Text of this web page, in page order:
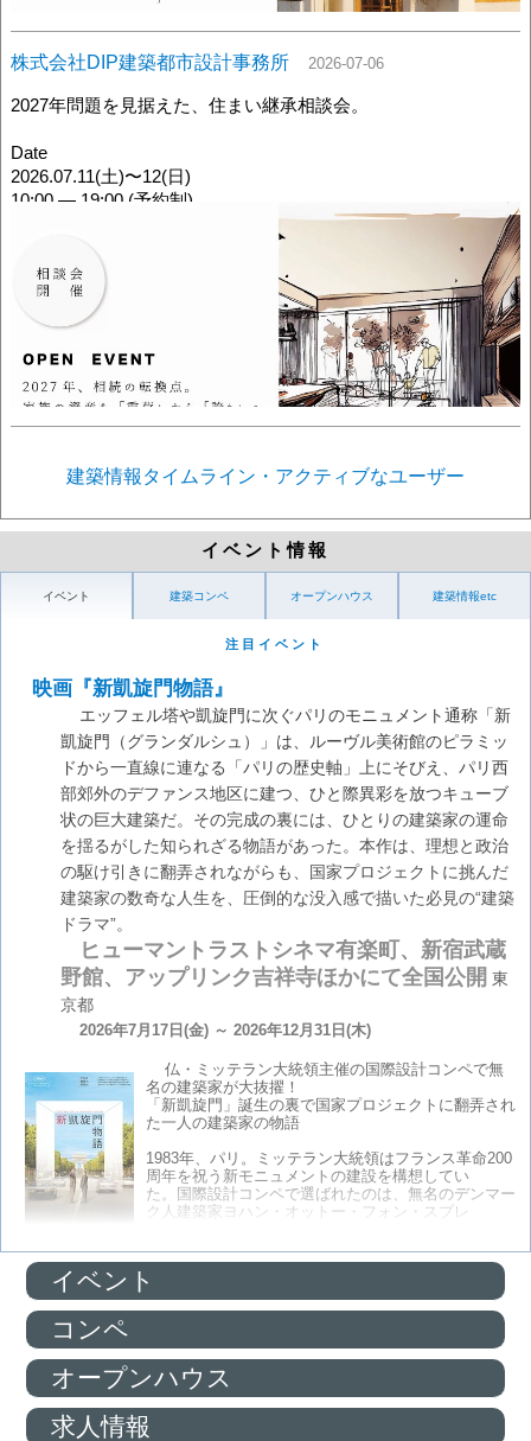
株式会社DIP建築都市設計事務所 2026-07-06
2027年問題を見据えた、住まい継承相談会。
Date
2026.07.11(土)〜12(日)
10:00 — 19:00 (予約制)
DIP事務所/zoom
2027年、相続の転換点。
家族の資産を、「重荷」から「誇り」へ。
2027年、団塊の世代がすべて80代に突入し、日本の相続は大き
な節目を迎えます。
私たちが提案するのは、単なる税務上の処理ではありません。
家族が誇りを持って住み継げる、物語のある継承をデザインす
DIPは、2027年という時代の要請に応え、
あなたの家の未来を、より美しく、より確かなものへと導きま
ぜひご興味のある方は相談会にご応募ください。
建築情報タイムライン・アクティブなユーザー
イベント情報
イベント 建築コンペ オープンハウス 建築情報etc
注目イベント
映画『新凱旋門物語』
エッフェル塔や凱旋門に次ぐパリのモニュメント通称「新
凱旋門（グランダルシュ）」は、ルーヴル美術館のピラミッ
ドから一直線に連なる「パリの歴史軸」上にそびえ、パリ西
部郊外のデファンス地区に建つ、ひと際異彩を放つキューブ
状の巨大建築だ。その完成の裏には、ひとりの建築家の運命
を揺るがした知られざる物語があった。本作は、理想と政治
の駆け引きに翻弄されながらも、国家プロジェクトに挑んだ
建築家の数奇な人生を、圧倒的な没入感で描いた必見の“建築
ドラマ”。
ヒューマントラストシネマ有楽町、新宿武蔵
野館、アップリンク吉祥寺ほかにて全国公開 東
京都
2026年7月17日(金) ～ 2026年12月31日(木)
仏・ミッテラン大統領主催の国際設計コンペで無
名の建築家が大抜擢！
「新凱旋門」誕生の裏で国家プロジェクトに翻弄され
た一人の建築家の物語
1983年、パリ。ミッテラン大統領はフランス革命200
周年を祝う新モニュメントの建設を構想してい
た。国際設計コンペで選ばれたのは、無名のデンマー
ク人建築家ヨハン・オットー・フォン・スプレ
な屋根が浮かぶ大胆なプランは、大統領の心を射止め、彼を一夜にして
時の人にした。しかし、完璧
を追い求める彼の前には、予算や政治的圧力、周囲の思惑が立ちはだか
る。理想を貫くか、現実に折
り合いをつけるか。巨大プロジェクトの渦中で、一人の建築家が下す“あ
る決断”とは――。
エッフェル塔や凱旋門に次ぐパリのモニュメント通称「新凱旋門（グラ
ンダルシュ）」は、ルーヴル
美術館のガラスのピラミッドから一直線に連なる「パリの歴史軸」上に
そびえ、パリ西部郊外のデフ
イベント
コンペ
オープンハウス
求人情報